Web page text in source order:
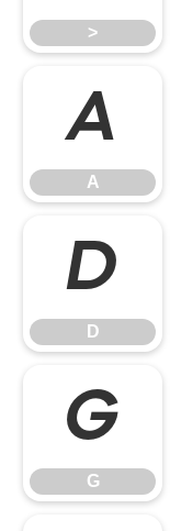
>
A
A
D
D
G
G